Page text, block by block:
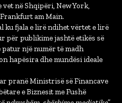
në Shqipëri, New York,
am Main.
ku fjala e lirë ndihet vërtet e lirë
për publikime jashtë etikës së
një numër të madh
hapësira dhe mundësi ideale
pranë Ministrisë së Financave
e Biznesit me Fushë